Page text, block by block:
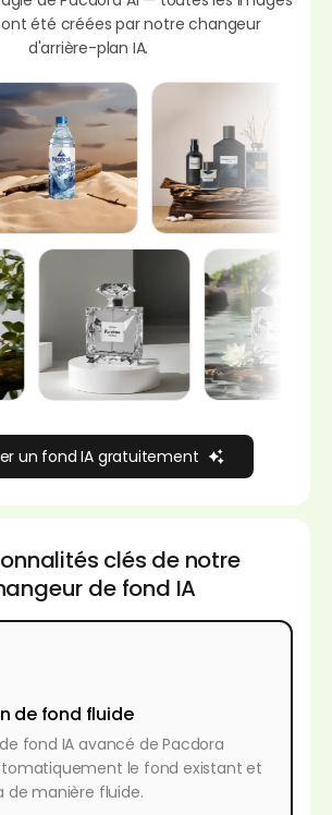
été créées par notre changeur
d'arrière-plan IA.
un fond IA gratuitement
clés de notre
de fond IA
de fond fluide
fond IA avancé de Pacdora
le fond existant et
de manière fluide.